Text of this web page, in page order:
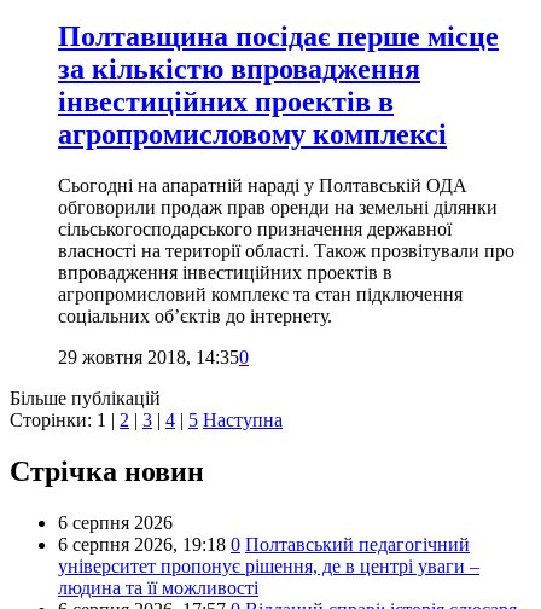
Полтавщина посідає перше місце
за кількістю впровадження
інвестиційних проектів в
агропромисловому комплексі
Сьогодні на апаратній нараді у Полтавській ОДА
обговорили продаж прав оренди на земельні ділянки
сільськогосподарського призначення державної
власності на території області. Також прозвітували про
впровадження інвестиційних проектів в
агропромисловий комплекс та стан підключення
соціальних об’єктів до інтернету.
29 жовтня 2018, 14:350
Більше публікацій
Сторінки: 1 | 2 | 3 | 4 | 5 Наступна
Стрічка новин
6 серпня 2026
6 серпня 2026, 19:18 0 Полтавський педагогічний
університет пропонує рішення, де в центрі уваги –
людина та її можливості